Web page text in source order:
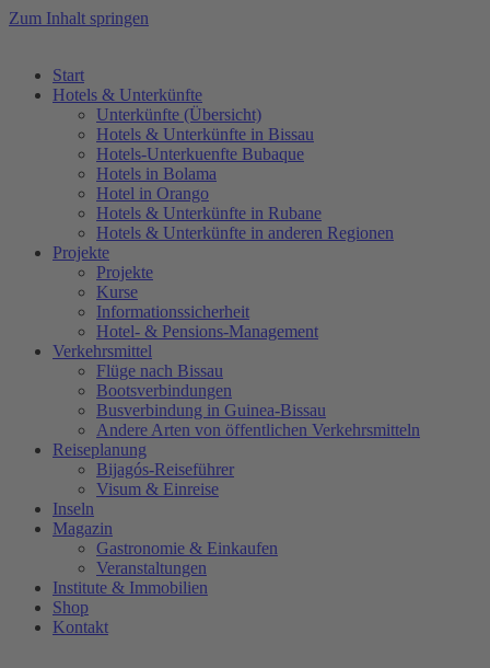
Zum Inhalt springen
Start
Hotels & Unterkünfte
Unterkünfte (Übersicht)
Hotels & Unterkünfte in Bissau
Hotels-Unterkuenfte Bubaque
Hotels in Bolama
Hotel in Orango
Hotels & Unterkünfte in Rubane
Hotels & Unterkünfte in anderen Regionen
Projekte
Projekte
Kurse
Informationssicherheit
Hotel- & Pensions-Management
Verkehrsmittel
Flüge nach Bissau
Bootsverbindungen
Busverbindung in Guinea-Bissau
Andere Arten von öffentlichen Verkehrsmitteln
Reiseplanung
Bijagós-Reiseführer
Visum & Einreise
Inseln
Magazin
Gastronomie & Einkaufen
Veranstaltungen
Institute & Immobilien
Shop
Kontakt